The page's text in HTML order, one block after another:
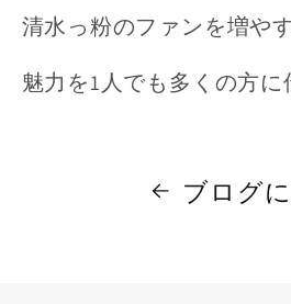
清水っ粉のファンを増や
魅力を1人でも多くの方に
ブログ